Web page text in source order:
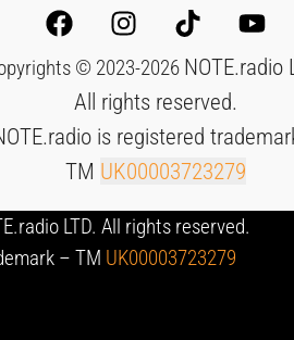
© 2023-2026 NOTE.radio
All rights reserved.
is registered
TM UK00003723279
LTD. All rights reserved.
– TM UK00003723279